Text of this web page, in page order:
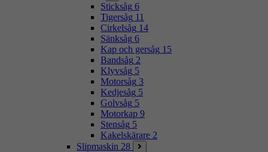
Sticksåg 6
Tigersåg 11
Cirkelsåg 14
Sänksåg 6
Kap och gersåg 15
Bandsåg 2
Klyvsåg 5
Motorsåg 3
Kedjesåg 5
Golvsåg 5
Motorkap 9
Stensåg 5
Kakelskärare 2
Slipmaskin 28